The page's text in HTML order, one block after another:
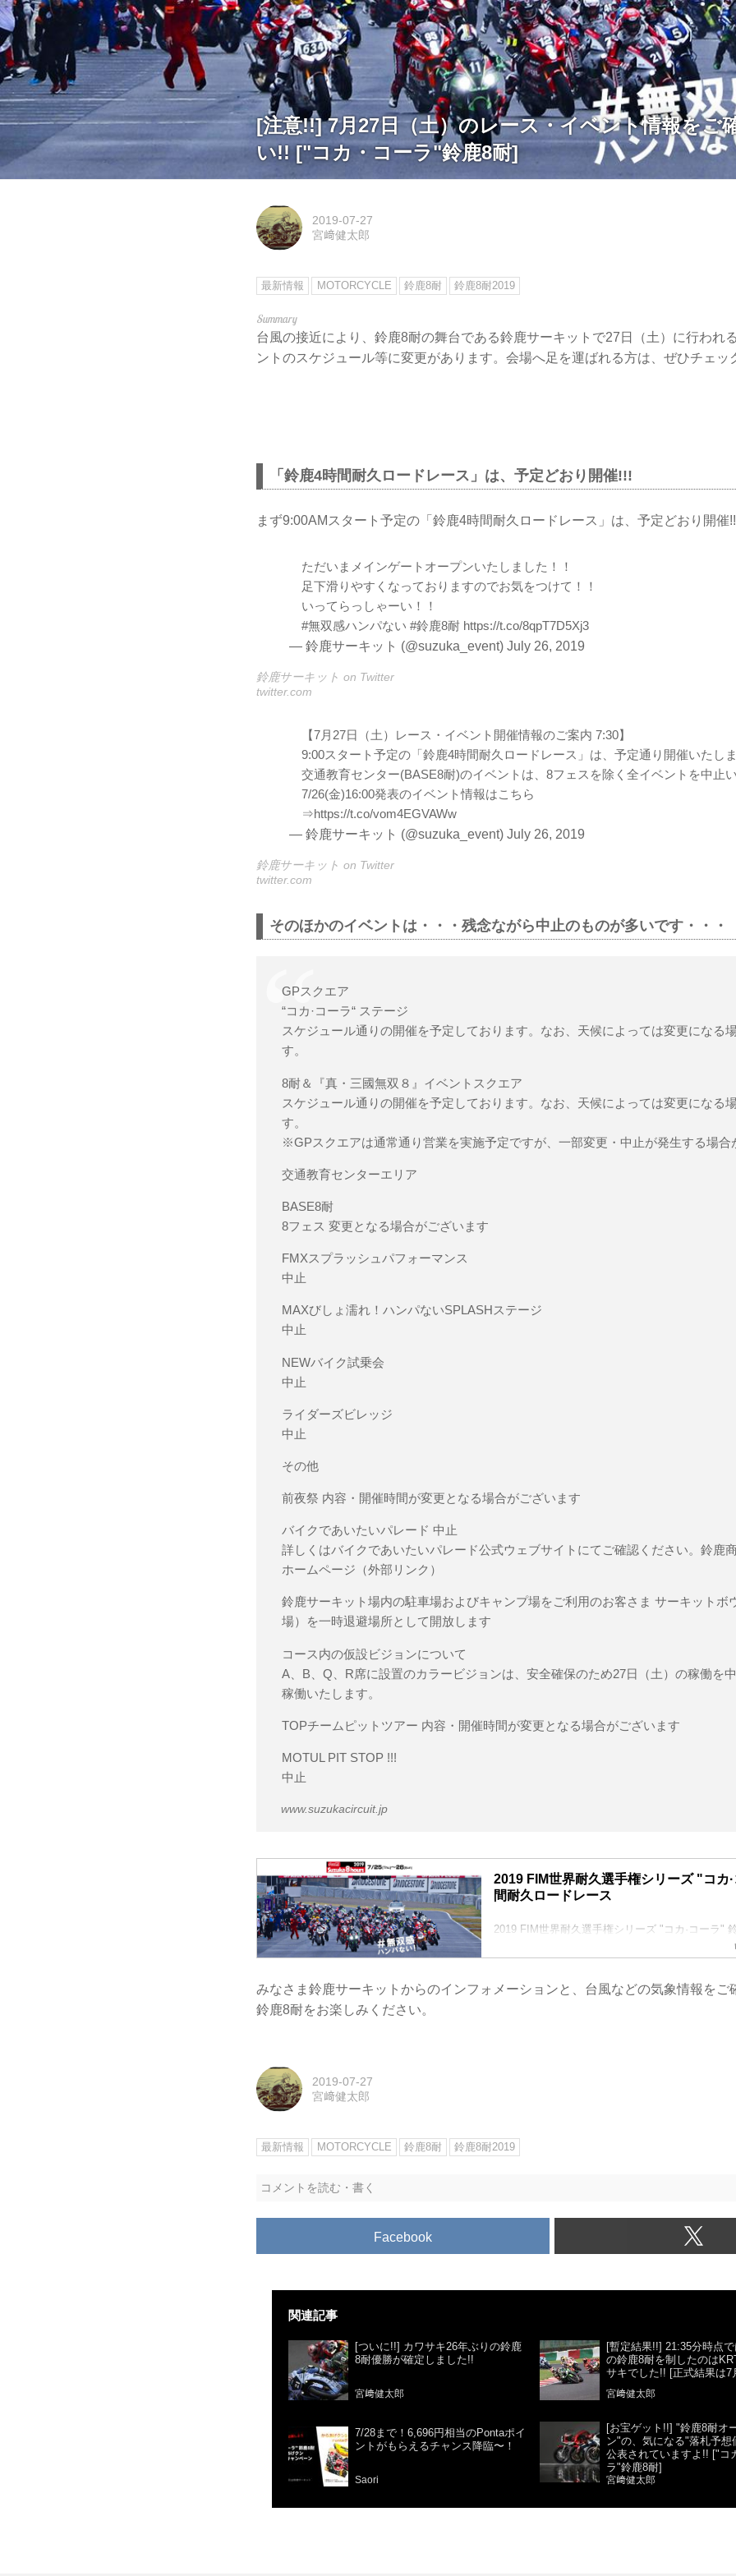
[注意!!] 7月27日（土）のレース・イベント情報をご
い!! ["コカ・コーラ"鈴鹿8耐]
2019-07-27
宮﨑健太郎
最新情報 MOTORCYCLE 鈴鹿8耐 鈴鹿8耐2019
台風の接近により、鈴鹿8耐の舞台である鈴鹿サーキットで27日（土）に行われ
ントのスケジュール等に変更があります。会場へ足を運ばれる方は、ぜひチェッ
「鈴鹿4時間耐久ロードレース」は、予定どおり開催!!!
まず9:00AMスタート予定の「鈴鹿4時間耐久ロードレース」は、予定どおり開催!!
ただいまメインゲートオープンいたしました！！
足下滑りやすくなっておりますのでお気をつけて！！
いってらっしゃーい！！
#無双感ハンパない #鈴鹿8耐 https://t.co/8qpT7D5Xj3
— 鈴鹿サーキット (@suzuka_event) July 26, 2019
鈴鹿サーキット on Twitter
twitter.com
【7月27日（土）レース・イベント開催情報のご案内 7:30】
9:00スタート予定の「鈴鹿4時間耐久ロードレース」は、予定通り開催いたしま
交通教育センター(BASE8耐)のイベントは、8フェスを除く全イベントを中止い
7/26(金)16:00発表のイベント情報はこちら
⇒https://t.co/vom4EGVAWw
— 鈴鹿サーキット (@suzuka_event) July 26, 2019
鈴鹿サーキット on Twitter
twitter.com
そのほかのイベントは・・・残念ながら中止のものが多いです・・・
GPスクエア
“コカ·コーラ“ ステージ
スケジュール通りの開催を予定しております。なお、天候によっては変更になる
す。
8耐＆『真・三國無双８』イベントスクエア
スケジュール通りの開催を予定しております。なお、天候によっては変更になる
す。
※GPスクエアは通常通り営業を実施予定ですが、一部変更・中止が発生する場合
交通教育センターエリア
BASE8耐
8フェス 変更となる場合がございます
FMXスプラッシュパフォーマンス
中止
MAXびしょ濡れ！ハンパないSPLASHステージ
中止
NEWバイク試乗会
中止
ライダーズビレッジ
中止
その他
前夜祭 内容・開催時間が変更となる場合がございます
バイクであいたいパレード 中止
詳しくはバイクであいたいパレード公式ウェブサイトにてご確認ください。鈴鹿
ホームページ（外部リンク）
鈴鹿サーキット場内の駐車場およびキャンプ場をご利用のお客さま サーキットボ
場）を一時退避場所として開放します
コース内の仮設ビジョンについて
A、B、Q、R席に設置のカラービジョンは、安全確保のため27日（土）の稼働を
稼働いたします。
TOPチームピットツアー 内容・開催時間が変更となる場合がございます
MOTUL PIT STOP !!!
中止
www.suzukacircuit.jp
2019 FIM世界耐久選手権シリーズ "コカ
間耐久ロードレース
2019 FIM世界耐久選手権シリーズ "コカ·コーラ"
レース 7月25日（木）～28日（日）に開催いたし
みなさま鈴鹿サーキットからのインフォメーションと、台風などの気象情報をご
鈴鹿8耐をお楽しみください。
2019-07-27
宮﨑健太郎
最新情報 MOTORCYCLE 鈴鹿8耐 鈴鹿8耐2019
コメントを読む・書く
Facebook
関連記事
[ついに!!] カワサキ26年ぶりの鈴鹿
8耐優勝が確定しました!!
宮﨑健太郎
[暫定結果!!] 21:35分時点
の鈴鹿8耐を制したのは
サキでした!! [正式結果は7
宮﨑健太郎
7/28まで！6,696円相当のPontaポイ
ントがもらえるチャンス降臨〜！
Saori
[お宝ゲット!!] "鈴鹿8耐オ
ン"の、気になる"落札予想
公表されていますよ!! ["コ
ラ"鈴鹿8耐]
宮﨑健太郎